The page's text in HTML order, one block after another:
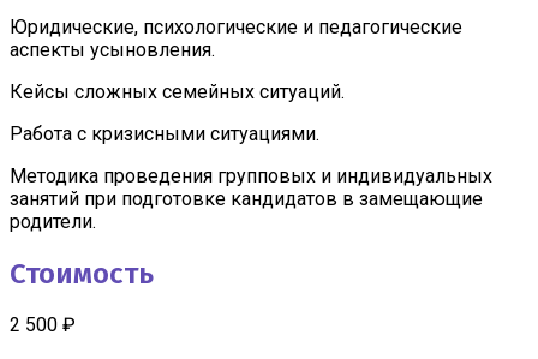
Юридические, психологические и педагогические
аспекты усыновления.
Кейсы сложных семейных ситуаций.
Работа с кризисными ситуациями.
Методика проведения групповых и индивидуальных
занятий при подготовке кандидатов в замещающие
родители.
Стоимость
2 500 ₽